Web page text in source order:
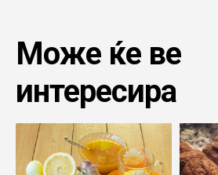
Може ќе ве
интересира